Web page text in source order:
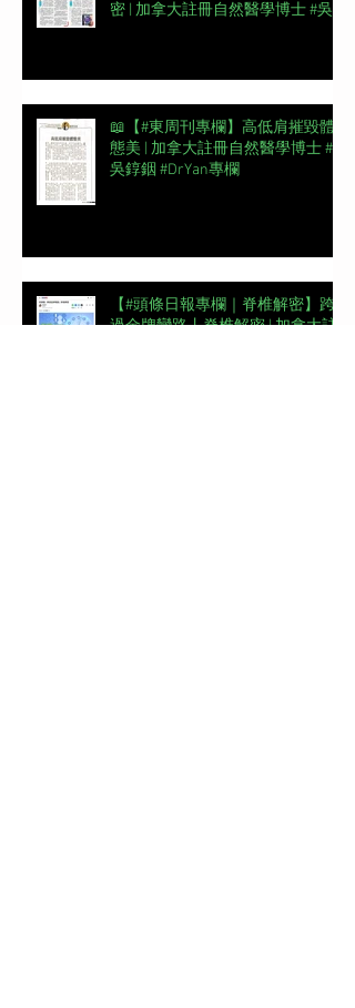
密 | 加拿大註冊自然醫學博士 #吳
📖【#東周刊專欄】高低肩摧毀體
態美 | 加拿大註冊自然醫學博士 #
吳錞銦 #DrYan專欄
【#頭條日報專欄｜脊椎解密】跨
過金牌彎路丨脊椎解密 | 加拿大註